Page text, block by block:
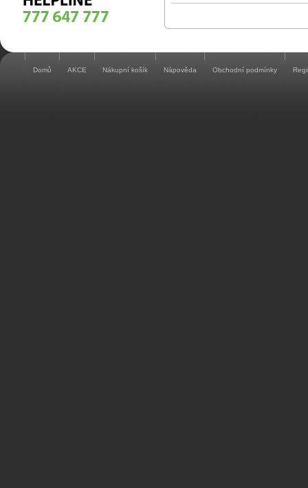
Domů AKCE Nákupní košík Nápověda Obchodní podmínky